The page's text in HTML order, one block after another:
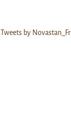
Tweets by Novastan_Fr